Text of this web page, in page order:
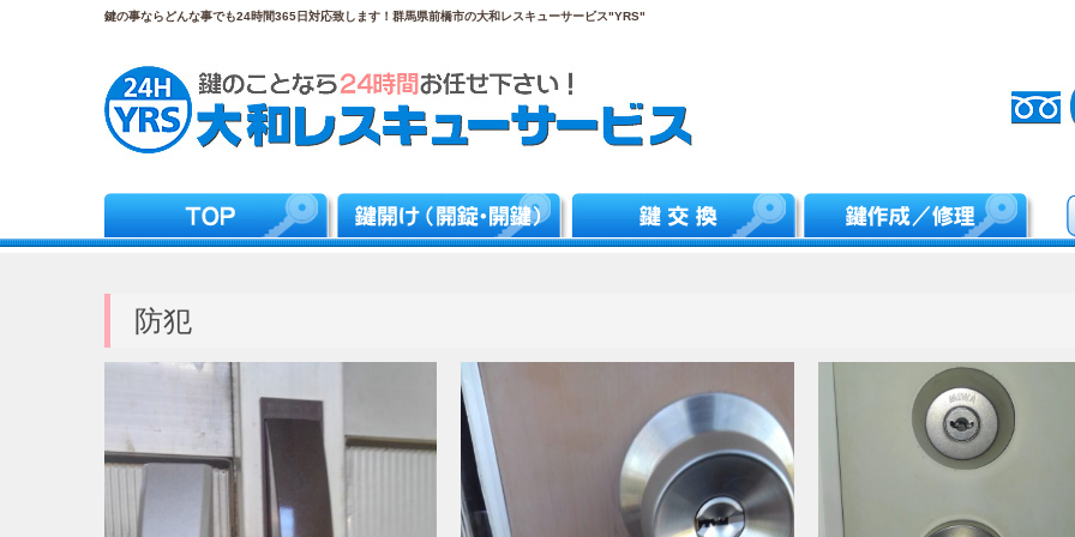
鍵の事ならどんな事でも24時間365日対応致します！群馬県前橋市の大和レスキューサービス"YRS"
防犯